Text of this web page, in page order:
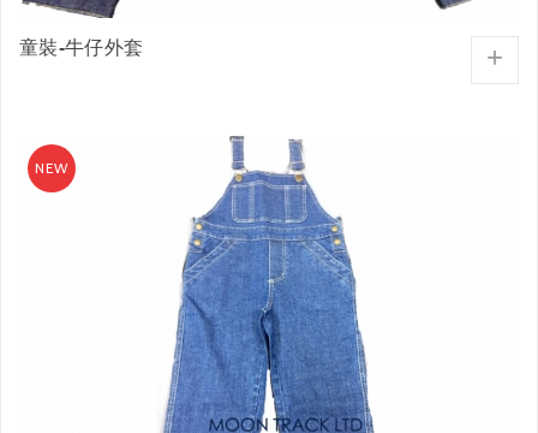
童裝-牛仔外套 +